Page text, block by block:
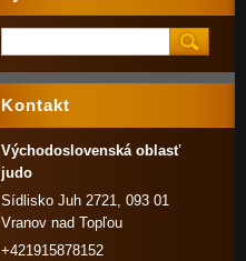
Kontakt
Východoslovenská oblasť
judo
Sídlisko Juh 2721, 093 01
Vranov nad Topľou
+421915878152